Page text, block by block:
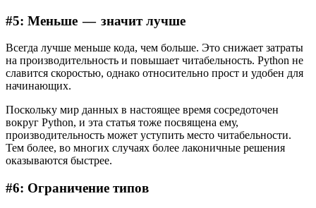
#5: Меньше — значит лучше
Всегда лучше меньше кода, чем больше. Это снижает затраты
на производительность и повышает читабельность. Python не
славится скоростью, однако относительно прост и удобен для
начинающих.
Поскольку мир данных в настоящее время сосредоточен
вокруг Python, и эта статья тоже посвящена ему,
производительность может уступить место читабельности.
Тем более, во многих случаях более лаконичные решения
оказываются быстрее.
#6: Ограничение типов